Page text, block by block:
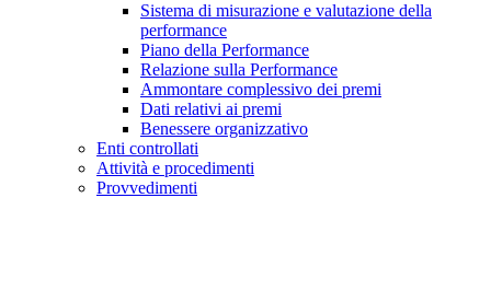
Sistema di misurazione e valutazione della
performance
Piano della Performance
Relazione sulla Performance
Ammontare complessivo dei premi
Dati relativi ai premi
Benessere organizzativo
Enti controllati
Attività e procedimenti
Provvedimenti